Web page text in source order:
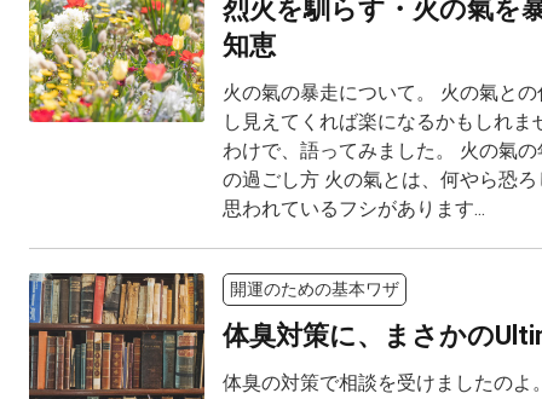
烈火を馴らす・火の氣を
知恵
火の氣の暴走について。 火の氣と
し見えてくれば楽になるかもしれま
わけで、語ってみました。 火の氣
の過ごし方 火の氣とは、何やら恐
思われているフシがあります...
開運のための基本ワザ
体臭対策に、まさかの
体臭の対策で相談を受けましたのよ